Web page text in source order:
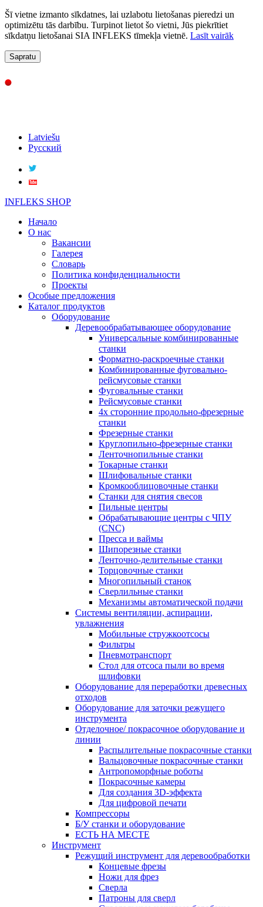
Šī vietne izmanto sīkdatnes, lai uzlabotu lietošanas pieredzi un
optimizētu tās darbību. Turpinot lietot šo vietni, Jūs piekrītiet
sīkdatņu lietošanai SIA INFLEKS tīmekļa vietnē. Lasīt vairāk
Sapratu
Latviešu
Русский
INFLEKS SHOP
Начало
О нас
Вакансии
Галерея
Словарь
Политика конфиденциальности
Проекты
Особые предложения
Каталог продуктов
Оборудование
Деревообрабатывающее оборудование
Универсальные комбинированные
станки
Форматно-раскроечные станки
Комбинированные фуговально-
рейсмусовые станки
Фуговальные станки
Рейсмусовые станки
4х сторонние продольно-фрезерные
станки
Фрезерные станки
Круглопильно-фрезерные станки
Ленточнопильные станки
Токарные станки
Шлифовальные станки
Кромкооблицовочные станки
Станки для снятия свесов
Пильные центры
Обрабатывающие центры с ЧПУ
(CNC)
Пресса и ваймы
Шипорезные станки
Ленточно-делительные станки
Торцовочные станки
Многопильный станок
Сверлильные станки
Механизмы автоматической подачи
Системы вентиляции, аспирации,
увлажнения
Мобильные стружкоотсосы
Фильтры
Пневмотранспорт
Стол для отсоса пыли во время
шлифовки
Оборудование для переработки древесных
отходов
Оборудование для заточки режущего
инструмента
Отделочное/ покрасочное оборудование и
линии
Распылительные покрасочные станки
Вальцовочные покрасочные станки
Антропоморфные роботы
Покрасочные камеры
Для создания 3D-эффекта
Для цифровой печати
Компрессоры
Б/У станки и оборудование
ЕСТЬ НА МЕСТЕ
Инструмент
Режущий инструмент для деревообработки
Концевые фрезы
Ножи для фрез
Сверла
Патроны для сверл